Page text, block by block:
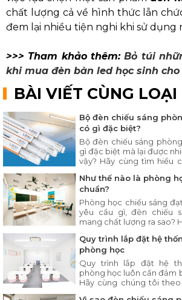
chất lượng cả về hình thức lẫn
đem lại nhiều tiện nghi khi sử dụng
>>> Tham khảo thêm:Bỏ túi
khi mua đèn bàn led học sinh cho
BÀI VIẾT CÙNG LOẠI
Bộ đèn chiếu sáng
có gì đặc biệt?
Bộ đèn chiếu sáng
gì đặc biệt mà lại được
vậy? Hãy cùng tìm hiểu
Như thế nào là phòng
chuẩn?
Phòng học chiếu sáng
yêu cầu gì, đèn chiếu
mang chất lượng ra sao?
Quy trình lắp đặt hệ
phòng học
Quy trình lắp đặt hệ
phòng học luôn cần đảm
Hãy cùng chúng tôi